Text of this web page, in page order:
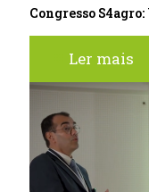
Congresso
Ler mais